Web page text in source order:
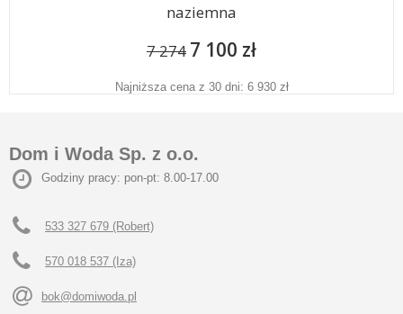
naziemna
7 274 7 100 zł
Najniższa cena z 30 dni: 6 930 zł
Dom i Woda Sp. z o.o.
Godziny pracy: pon-pt: 8.00-17.00
533 327 679 (Robert)
570 018 537 (Iza)
bok@domiwoda.pl